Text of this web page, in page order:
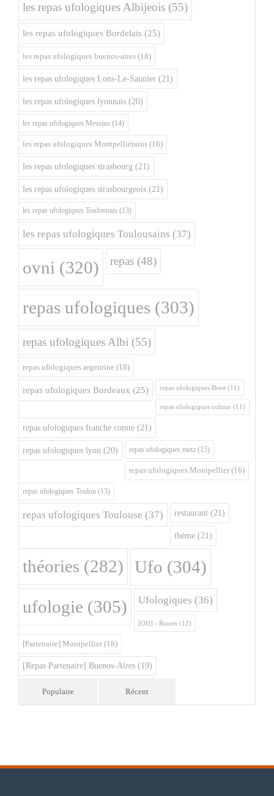
les repas ufologiques Albijeois (55)
les repas ufologiques Bordelais (25)
les repas ufologiques buenos-aires (18)
les repas ufologiques Lons-Le-Saunier (21)
les repas ufologiques lyonnais (20)
les repas ufologiques Messins (14)
les repas ufologiques Montpelliérains (16)
les repas ufologiques strasbourg (21)
les repas ufologiques strasbourgeois (21)
les repas ufologiques Toulonnais (13)
les repas ufologiques Toulousains (37)
ovni (320) repas (48)
repas ufologiques (303)
repas ufologiques Albi (55)
repas ufologiques argentine (18)
repas ufologiques Bordeaux (25) repas ufologiques Brest (11)
repas ufologiques colmar (11)
repas ufologiques franche comte (21)
repas ufologiques lyon (20) repas ufologiques metz (15)
repas ufologiques Montpellier (16)
repas ufologiques Toulon (13)
repas ufologiques Toulouse (37) restaurant (21)
théme (21)
théories (282) Ufo (304)
ufologie (305) Ufologiques (36)
[Off] - Rouen (12)
[Partenaire] Montpellier (18)
[Repas Partenaire] Buenos-Aires (19)
Populaire Récent